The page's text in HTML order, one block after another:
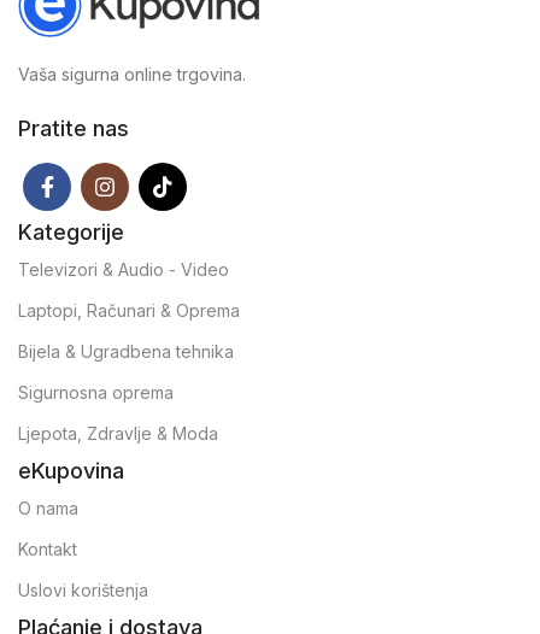
Vaša sigurna online trgovina.
Pratite nas
Kategorije
Televizori & Audio - Video
Laptopi, Računari & Oprema
Bijela & Ugradbena tehnika
Sigurnosna oprema
Ljepota, Zdravlje & Moda
eKupovina
O nama
Kontakt
Uslovi korištenja
Plaćanje i dostava